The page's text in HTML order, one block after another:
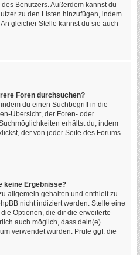
Benutzers. Außerdem kannst du
zu den Listen hinzufügen, indem
gleicher Stelle kannst du sie auch
Foren durchsuchen?
du einen Suchbegriff in die
Übersicht, der Foren- oder
erhältst du, indem
der von jeder Seite des Forums
keine Ergebnisse?
allgemein gehalten und enthielt zu
nicht indiziert werden. Stelle eine
Optionen, die dir die erweiterte
auch möglich, dass dein(e)
verwendet wurden. Prüfe ggf. die